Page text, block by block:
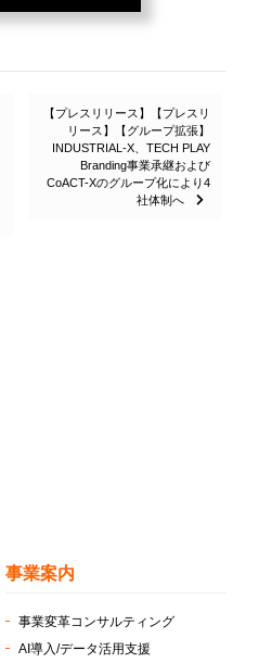
【プレスリリース】【プレスリ
リース】【グループ拡張】
INDUSTRIAL-X、TECH PLAY
Branding事業承継および
CoACT-Xのグループ化により4
社体制へ
事業案内
事業変革コンサルティング
AI導入/データ活用支援